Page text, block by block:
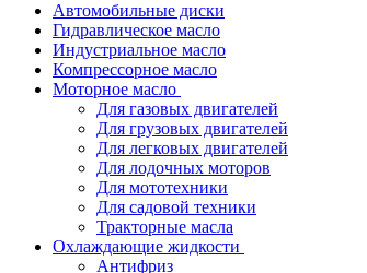
Автомобильные диски
Гидравлическое масло
Индустриальное масло
Компрессорное масло
Моторное масло
Для газовых двигателей
Для грузовых двигателей
Для легковых двигателей
Для лодочных моторов
Для мототехники
Для садовой техники
Тракторные масла
Охлаждающие жидкости
Антифриз